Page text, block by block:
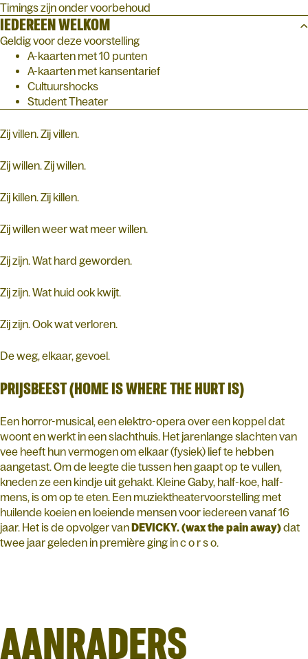
Timings zijn onder voorbehoud
IEDEREEN WELKOM
Geldig voor deze voorstelling
A-kaarten met 10 punten
A-kaarten met kansentarief
Cultuurshocks
Student Theater
Zij villen. Zij villen.
Zij willen. Zij willen.
Zij killen. Zij killen.
Zij willen weer wat meer willen.
Zij zijn. Wat hard geworden.
Zij zijn. Wat huid ook kwijt.
Zij zijn. Ook wat verloren.
De weg, elkaar, gevoel.
PRIJSBEEST (HOME IS WHERE THE HURT IS)
Een horror-musical, een elektro-opera over een koppel dat
woont en werkt in een slachthuis. Het jarenlange slachten van
vee heeft hun vermogen om elkaar (fysiek) lief te hebben
aangetast. Om de leegte die tussen hen gaapt op te vullen,
kneden ze een kindje uit gehakt. Kleine Gaby, half-koe, half-
mens, is om op te eten. Een muziektheatervoorstelling met
huilende koeien en loeiende mensen voor iedereen vanaf 16
jaar. Het is de opvolger vanDEVICKY. (wax the pain away)dat
twee jaar geleden in première ging in c o r s o.
AANRADERS